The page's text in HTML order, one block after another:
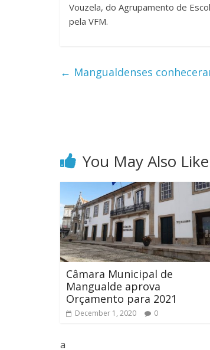
Vouzela, do Agrupamento de
pela VFM.
← Mangualdenses
You May Also Like
Câmara Municipal de
Mangualde aprova
Orçamento para 2021
December 1, 2020 0
a